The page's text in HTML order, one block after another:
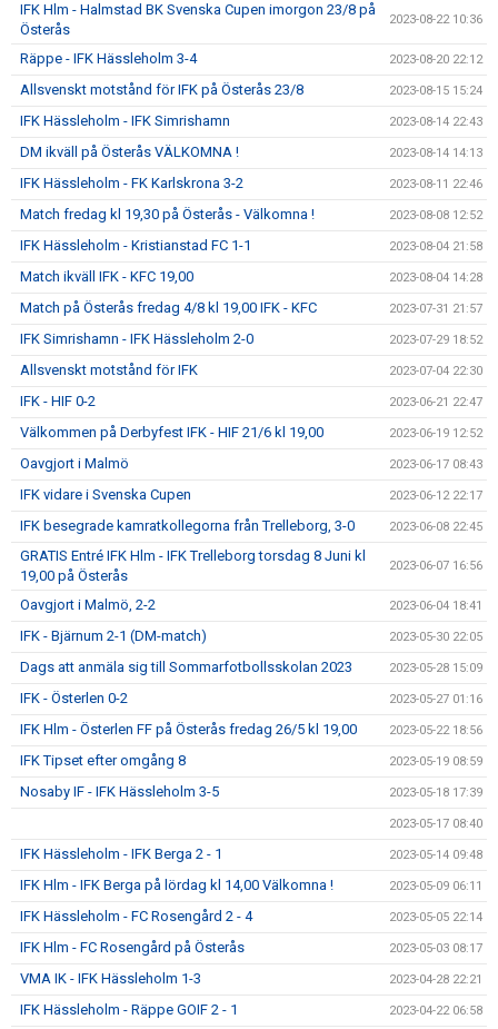
IFK Hlm - Halmstad BK Svenska Cupen imorgon 23/8 på
Österås
2023-08-22 10:36
Räppe - IFK Hässleholm 3-4 2023-08-20 22:12
Allsvenskt motstånd för IFK på Österås 23/8 2023-08-15 15:24
IFK Hässleholm - IFK Simrishamn 2023-08-14 22:43
DM ikväll på Österås VÄLKOMNA ! 2023-08-14 14:13
IFK Hässleholm - FK Karlskrona 3-2 2023-08-11 22:46
Match fredag kl 19,30 på Österås - Välkomna ! 2023-08-08 12:52
IFK Hässleholm - Kristianstad FC 1-1 2023-08-04 21:58
Match ikväll IFK - KFC 19,00 2023-08-04 14:28
Match på Österås fredag 4/8 kl 19,00 IFK - KFC 2023-07-31 21:57
IFK Simrishamn - IFK Hässleholm 2-0 2023-07-29 18:52
Allsvenskt motstånd för IFK 2023-07-04 22:30
IFK - HIF 0-2 2023-06-21 22:47
Välkommen på Derbyfest IFK - HIF 21/6 kl 19,00 2023-06-19 12:52
Oavgjort i Malmö 2023-06-17 08:43
IFK vidare i Svenska Cupen 2023-06-12 22:17
IFK besegrade kamratkollegorna från Trelleborg, 3-0 2023-06-08 22:45
GRATIS Entré IFK Hlm - IFK Trelleborg torsdag 8 Juni kl
19,00 på Österås
2023-06-07 16:56
Oavgjort i Malmö, 2-2 2023-06-04 18:41
IFK - Bjärnum 2-1 (DM-match) 2023-05-30 22:05
Dags att anmäla sig till Sommarfotbollsskolan 2023 2023-05-28 15:09
IFK - Österlen 0-2 2023-05-27 01:16
IFK Hlm - Österlen FF på Österås fredag 26/5 kl 19,00 2023-05-22 18:56
IFK Tipset efter omgång 8 2023-05-19 08:59
Nosaby IF - IFK Hässleholm 3-5 2023-05-18 17:39
2023-05-17 08:40
IFK Hässleholm - IFK Berga 2 - 1 2023-05-14 09:48
IFK Hlm - IFK Berga på lördag kl 14,00 Välkomna ! 2023-05-09 06:11
IFK Hässleholm - FC Rosengård 2 - 4 2023-05-05 22:14
IFK Hlm - FC Rosengård på Österås 2023-05-03 08:17
VMA IK - IFK Hässleholm 1-3 2023-04-28 22:21
IFK Hässleholm - Räppe GOIF 2 - 1 2023-04-22 06:58